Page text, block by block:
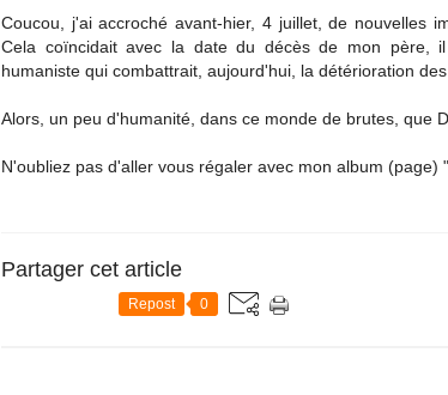
Coucou, j'ai accroché avant-hier, 4 juillet, de nouvelles
Cela coïncidait avec la date du décès de mon
humaniste qui combattrait, aujourd'hui, la détérioration
Alors, un peu d'humanité, dans ce monde de brutes, que
N'oubliez pas d'aller vous régaler avec mon album (page)
Partager cet article
Repost 0